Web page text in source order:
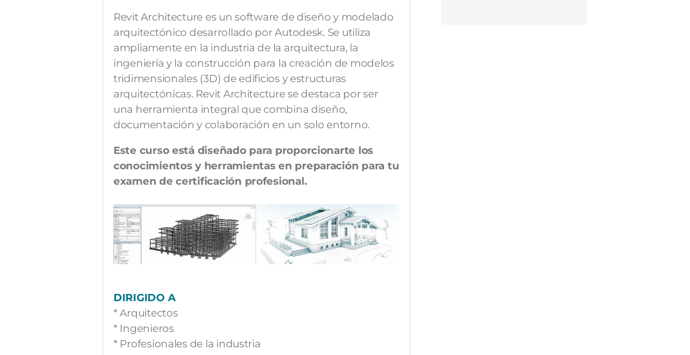
Revit Architecture es un software de diseño y modelado
arquitectónico desarrollado por Autodesk. Se utiliza
ampliamente en la industria de la arquitectura, la
ingeniería y la construcción para la creación de modelos
tridimensionales (3D) de edificios y estructuras
arquitectónicas. Revit Architecture se destaca por ser
una herramienta integral que combina diseño,
documentación y colaboración en un solo entorno.
Este curso está diseñado para proporcionarte los
conocimientos y herramientas en preparación para tu
examen de certificación profesional.
DIRIGIDO A
* Arquitectos
* Ingenieros
* Profesionales de la industria